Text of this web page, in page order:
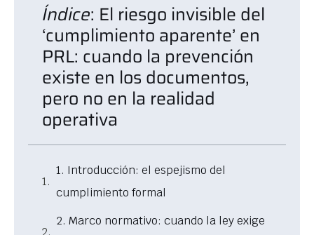
Índice: El riesgo invisible del
‘cumplimiento aparente’ en
PRL: cuando la prevención
existe en los documentos,
pero no en la realidad
operativa
1. Introducción: el espejismo del
cumplimiento formal
2. Marco normativo: cuando la ley exige